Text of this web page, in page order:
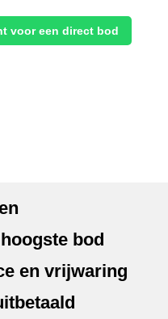
bod
en vrijwaring
voor een direct bod